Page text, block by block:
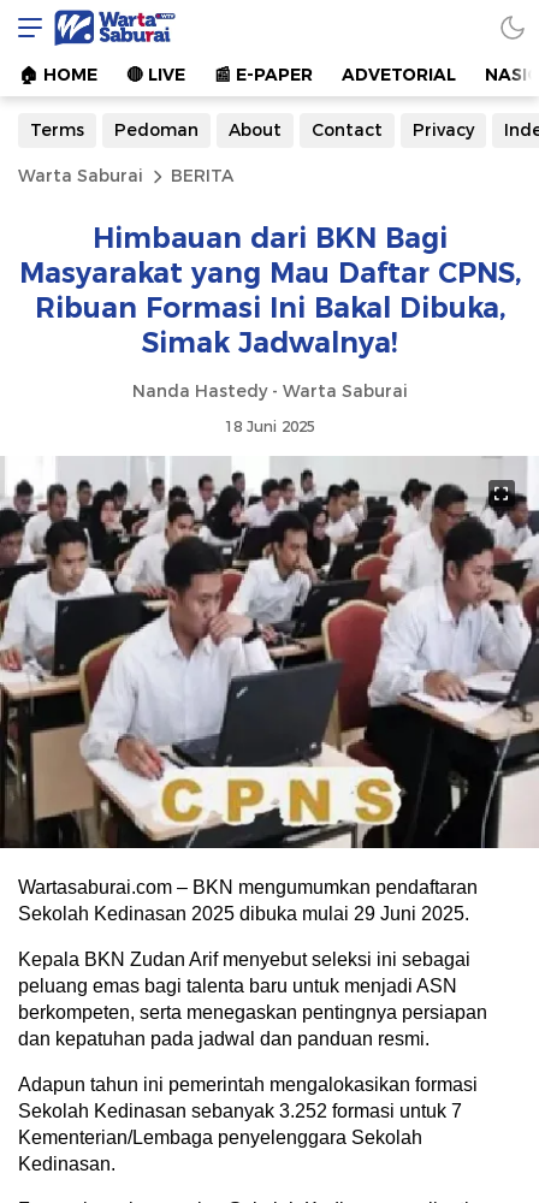
Warta Saburai
Sumber Informasi Terkini
🏠︎ HOME 🔴 LIVE 📰 E-PAPER ADVETORIAL
Terms Pedoman About Contact Privacy
Warta Saburai BERITA
Himbauan dari BKN Bagi
Masyarakat yang Mau Daftar CPNS,
Ribuan Formasi Ini Bakal Dibuka,
Simak Jadwalnya!
Nanda Hastedy - Warta Saburai
18 Juni 2025
Wartasaburai.com – BKN mengumumkan pendaftaran
Sekolah Kedinasan 2025 dibuka mulai 29 Juni 2025.
Kepala BKN Zudan Arif menyebut seleksi ini sebagai
peluang emas bagi talenta baru untuk menjadi ASN
berkompeten, serta menegaskan pentingnya persiapan
dan kepatuhan pada jadwal dan panduan resmi.
Adapun tahun ini pemerintah mengalokasikan formasi
Sekolah Kedinasan sebanyak 3.252 formasi untuk 7
Kementerian/Lembaga penyelenggara Sekolah
Kedinasan.